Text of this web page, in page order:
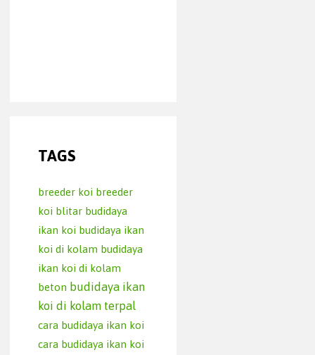
TAGS
breeder koi breeder
koi blitar budidaya
ikan koi budidaya ikan
koi di kolam budidaya
ikan koi di kolam
beton budidaya ikan
koi di kolam terpal
cara budidaya ikan koi
cara budidaya ikan koi